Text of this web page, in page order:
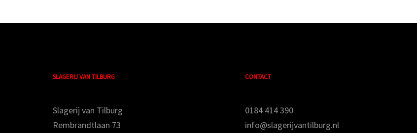
SLAGERIJ VAN TILBURG
Slagerij van Tilburg
Rembrandtlaan 73
CONTACT
0184 414 390
info@slagerijvantilburg.nl